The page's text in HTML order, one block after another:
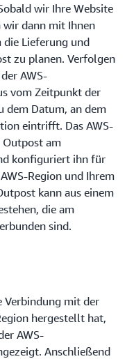
wir Ihre Website
dann mit Ihnen
die Lieferung und
zu planen. Verfolgen
AWS-
vom Zeitpunkt der
dem Datum, an dem
eintrifft. Das AWS-
am
konfiguriert ihn für
Region und Ihrem
kann aus einem
die am
sind.
Verbindung mit der
hergestellt hat,
AWS-
Anschließend